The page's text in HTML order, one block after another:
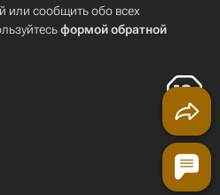
или сообщить обо всех
формой обратной